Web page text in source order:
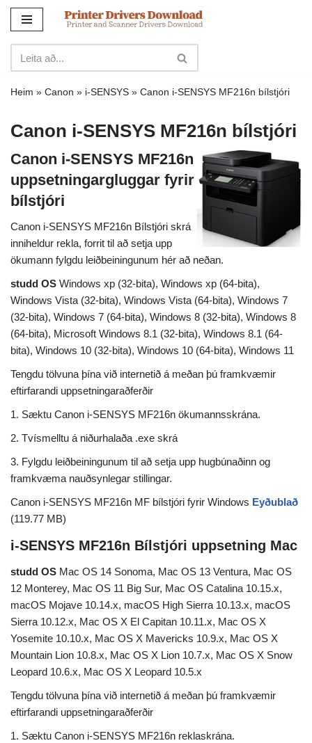
yfir
í
innihald
Heim » Canon » i-SENSYS » Canon i-SENSYS MF216n bílstjóri
Canon i-SENSYS MF216n bílstjóri
Canon i-SENSYS MF216n
uppsetningargluggar fyrir
bílstjóri
Canon i-SENSYS MF216n Bílstjóri skrá
inniheldur rekla, forrit til að setja upp
ökumann fylgdu leiðbeiningunum hér að neðan.
studd OS Windows xp (32-bita), Windows xp (64-bita),
Windows Vista (32-bita), Windows Vista (64-bita), Windows 7
(32-bita), Windows 7 (64-bita), Windows 8 (32-bita), Windows 8
(64-bita), Microsoft Windows 8.1 (32-bita), Windows 8.1 (64-
bita), Windows 10 (32-bita), Windows 10 (64-bita), Windows 11
Tengdu tölvuna þína við internetið á meðan þú framkvæmir
eftirfarandi uppsetningaraðferðir
1. Sæktu Canon i-SENSYS MF216n ökumannsskrána.
2. Tvísmelltu á niðurhalaða .exe skrá
3. Fylgdu leiðbeiningunum til að setja upp hugbúnaðinn og
framkvæma nauðsynlegar stillingar.
Canon i-SENSYS MF216n MF bílstjóri fyrir Windows Eyðublað
(119.77 MB)
i-SENSYS MF216n Bílstjóri uppsetning Mac
studd OS Mac OS 14 Sonoma, Mac OS 13 Ventura, Mac OS
12 Monterey, Mac OS 11 Big Sur, Mac OS Catalina 10.15.x,
macOS Mojave 10.14.x, macOS High Sierra 10.13.x, macOS
Sierra 10.12.x, Mac OS X El Capitan 10.11.x, Mac OS X
Yosemite 10.10.x, Mac OS X Mavericks 10.9.x, Mac OS X
Mountain Lion 10.8.x, Mac OS X Lion 10.7.x, Mac OS X Snow
Leopard 10.6.x, Mac OS X Leopard 10.5.x
Tengdu tölvuna þína við internetið á meðan þú framkvæmir
eftirfarandi uppsetningaraðferðir
1. Sæktu Canon i-SENSYS MF216n reklaskrána.